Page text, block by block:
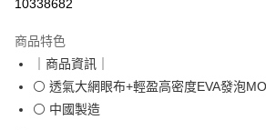
Apple Pay
街口支付
10338682
商品特色
｜商品資訊｜
⚪ 透氣大網眼布+輕盈高密度EVA發泡
⚪ 中國製造